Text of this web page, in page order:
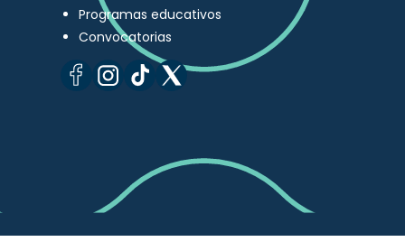
Programas educativos
Convocatorias